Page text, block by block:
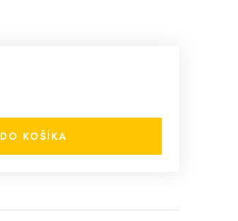
DO KOŠÍKA